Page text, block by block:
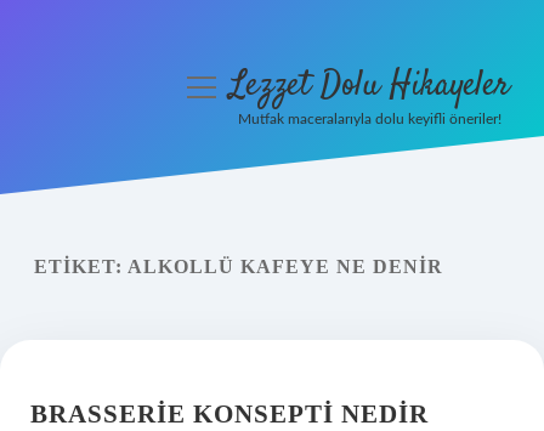
Yasal Uyarı
menüyüLezzet Dolu Hikayeler
Mutfak maceralarıyla dolu keyifli öneriler!
ETIKET: ALKOLLÜ KAFEYE NE DENIR
BRASSERIE KONSEPTI NEDIR